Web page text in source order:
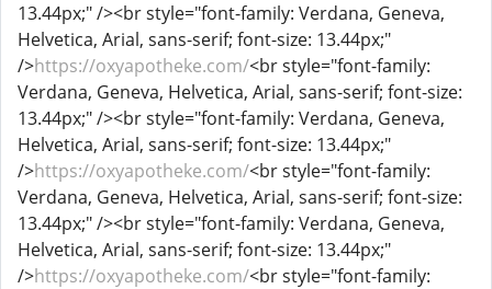
13.44px;" /><br style="font-family: Verdana, Geneva,
Helvetica, Arial, sans-serif; font-size: 13.44px;"
/>https://oxyapotheke.com/<br style="font-family:
Verdana, Geneva, Helvetica, Arial, sans-serif; font-size:
13.44px;" /><br style="font-family: Verdana, Geneva,
Helvetica, Arial, sans-serif; font-size: 13.44px;"
/>https://oxyapotheke.com/<br style="font-family:
Verdana, Geneva, Helvetica, Arial, sans-serif; font-size:
13.44px;" /><br style="font-family: Verdana, Geneva,
Helvetica, Arial, sans-serif; font-size: 13.44px;"
/>https://oxyapotheke.com/<br style="font-family: